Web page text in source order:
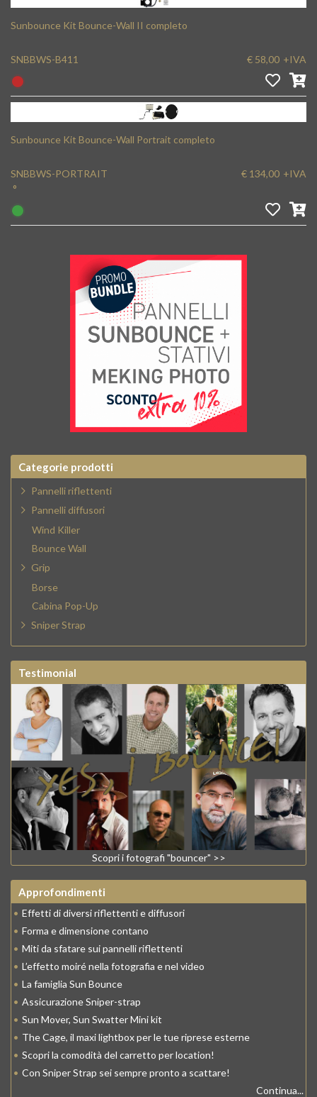
Sunbounce Kit Bounce-Wall II completo
SNBBWS-B411 € 58,00 +IVA
Sunbounce Kit Bounce-Wall Portrait completo
SNBBWS-PORTRAIT
°
€ 134,00 +IVA
Categorie prodotti
Pannelli riflettenti
Pannelli diffusori
Wind Killer
Bounce Wall
Grip
Borse
Cabina Pop-Up
Sniper Strap
Testimonial
Scopri i fotografi "bouncer" >>
Approfondimenti
• Effetti di diversi riflettenti e diffusori
• Forma e dimensione contano
• Miti da sfatare sui pannelli riflettenti
• L’effetto moiré nella fotografia e nel video
• La famiglia Sun Bounce
• Assicurazione Sniper-strap
• Sun Mover, Sun Swatter Mini kit
• The Cage, il maxi lightbox per le tue riprese esterne
• Scopri la comodità del carretto per location!
• Con Sniper Strap sei sempre pronto a scattare!
Continua...